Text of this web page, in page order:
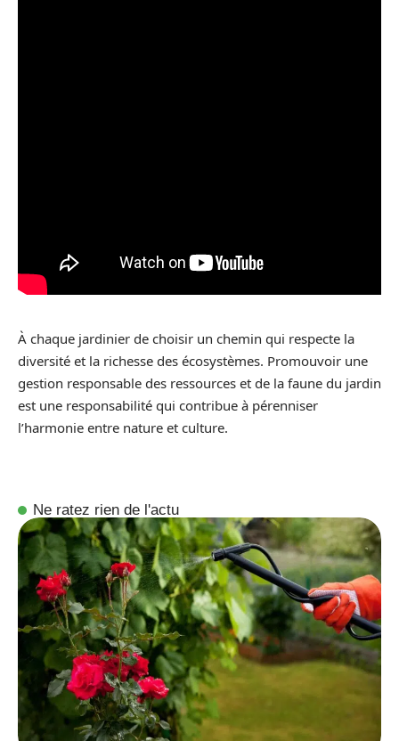
À chaque jardinier de choisir un chemin qui respecte la
diversité et la richesse des écosystèmes. Promouvoir une
gestion responsable des ressources et de la faune du jardin
est une responsabilité qui contribue à pérenniser
l’harmonie entre nature et culture.
Ne ratez rien de l'actu